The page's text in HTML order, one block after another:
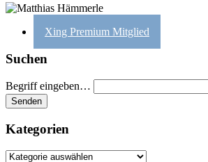
Xing Premium Mitglied
Suchen
Begriff eingeben…
Kategorien
Kategorien